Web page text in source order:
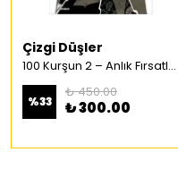
Çizgi Düşler
100 Kurşun 2 – Anlık Fırsatlar Türkçe Çizgi Roman
%33
₺ 450.00
₺ 300.00